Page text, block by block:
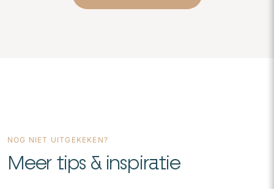
NOG NIET UITGEKEKEN?
Meer tips & inspiratie